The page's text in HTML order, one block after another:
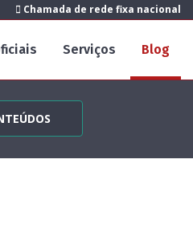
Chamada de rede fixa nacional
Serviços Blog